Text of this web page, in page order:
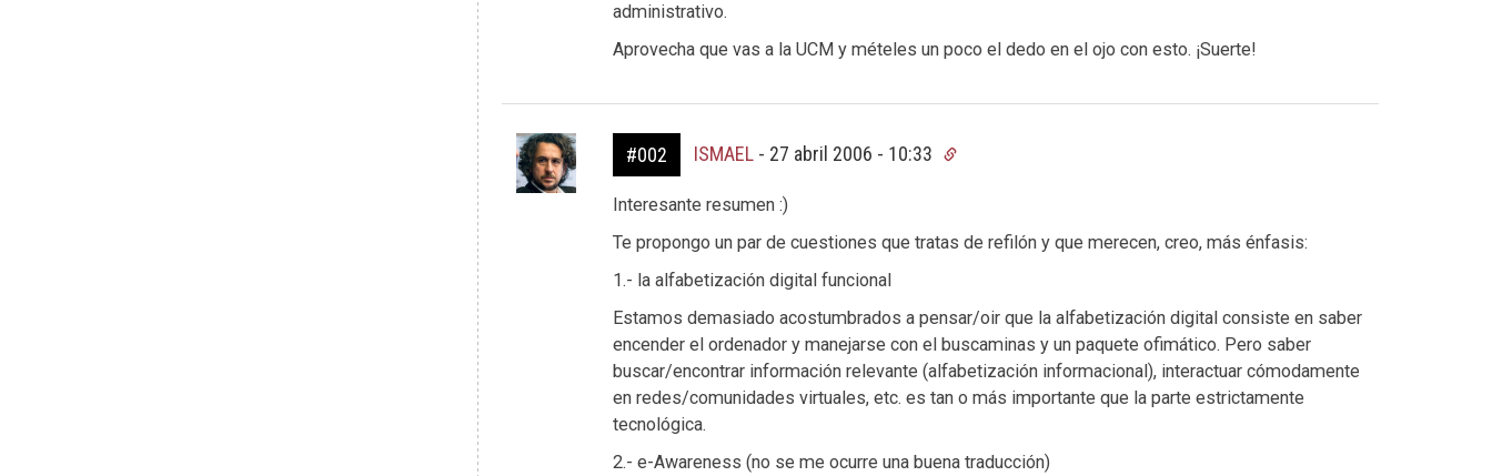
administrativo.
Aprovecha que vas a la UCM y mételes un poco el dedo en el ojo con esto. ¡Suerte!
#002 ISMAEL- 27 abril 2006 - 10:33
Interesante resumen :)
Te propongo un par de cuestiones que tratas de refilón y que merecen, creo, más énfasis:
1.- la alfabetización digital funcional
Estamos demasiado acostumbrados a pensar/oir que la alfabetización digital consiste en saber
encender el ordenador y manejarse con el buscaminas y un paquete ofimático. Pero saber
buscar/encontrar información relevante (alfabetización informacional), interactuar cómodamente
en redes/comunidades virtuales, etc. es tan o más importante que la parte estrictamente
tecnológica.
2.- e-Awareness (no se me ocurre una buena traducción)